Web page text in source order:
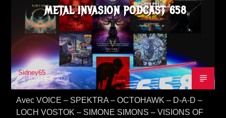
METAL INVASION PODCAST 658
Sidney65
24 JUILLET 2024
Avec VOICE – SPEKTRA – OCTOHAWK – D-A-D –
LOCH VOSTOK – SIMONE SIMONS – VISIONS OF